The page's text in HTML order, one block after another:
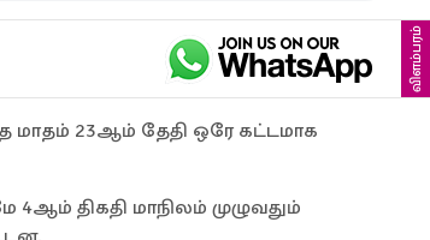
விளம்பரம்
மாதம் 23ஆம் தேதி ஒரே கட்டமாக
திகதி மாநிலம் முழுவதும்